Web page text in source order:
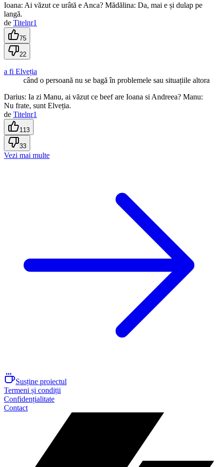
Ioana: Ai văzut ce urâtă e Anca? Mădălina: Da, mai e și dulap pe
langă.
de Titelnr1
75
22
a fi Elveția
când o persoană nu se bagă în problemele sau situațiile altora
Darius: Ia zi Manu, ai văzut ce beef are Ioana si Andreea? Manu:
Nu frate, sunt Elveția.
de Titelnr1
113
33
Vezi mai multe
Susține proiectul
Termeni și condiții
Confidențialitate
Contact